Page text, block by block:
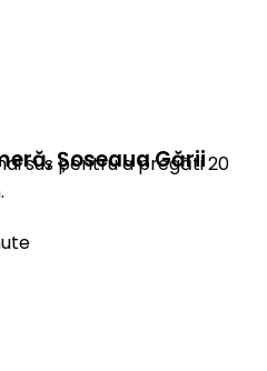
sus pentru a pregăti 20
,Șoseaua Gării